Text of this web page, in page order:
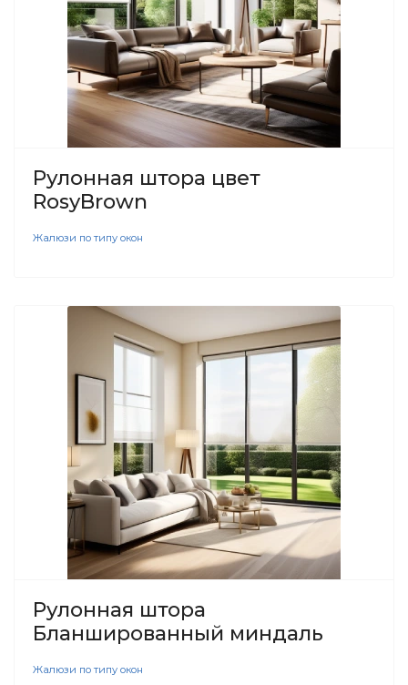
Рулонная штора цвет
RosyBrown
Жалюзи по типу окон
Рулонная штора
Бланшированный миндаль
Жалюзи по типу окон